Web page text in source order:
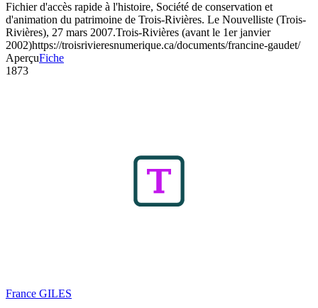
Fichier d'accès rapide à l'histoire, Société de conservation et
d'animation du patrimoine de Trois-Rivières. Le Nouvelliste (Trois-
Rivières), 27 mars 2007.Trois-Rivières (avant le 1er janvier
2002)https://troisrivieresnumerique.ca/documents/francine-gaudet/
AperçuFiche
1873
France GILES